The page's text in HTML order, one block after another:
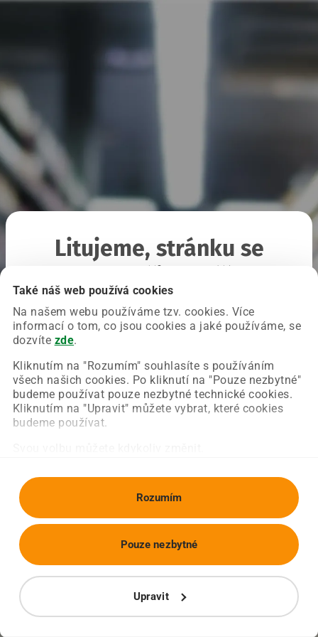
Také náš web používá cookies
Na našem webu používáme tzv. cookies. Více
informací o tom, co jsou cookies a jaké používáme, se
dozvíte zde.
Kliknutím na "Rozumím" souhlasíte s používáním
všech našich cookies. Po kliknutí na "Pouze nezbytné"
budeme používat pouze nezbytné technické cookies.
Kliknutím na "Upravit" můžete vybrat, které cookies
budeme používat.
Rozumím
Upravit
Pouze nezbytné
Litujeme, stránku se
Chyba nastala na naší straně a už ji opravujeme.
Zkuste prosím znovu načíst požadovanou stránku.
Obnovit stránku Úvodní strana